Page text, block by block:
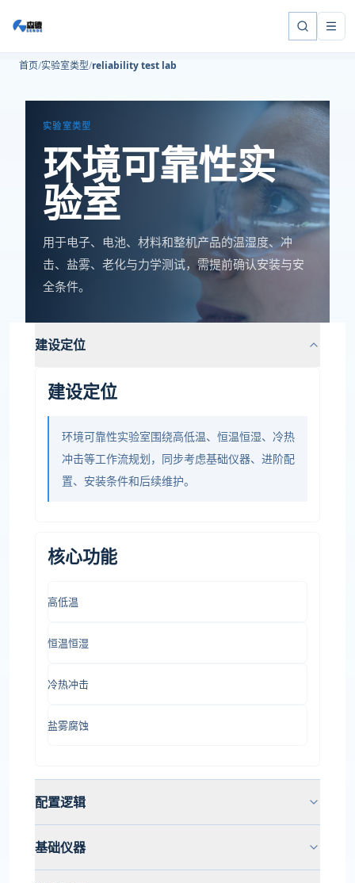
首页 实验室类型 reliability test lab
实验室类型
环境可靠性实
验室
用于电子、电池、材料和整机产品的温湿度、冲
击、盐雾、老化与力学测试，需提前确认安装与安
全条件。
建设定位
建设定位
环境可靠性实验室围绕高低温、恒温恒湿、冷热
冲击等工作流规划，同步考虑基础仪器、进阶配
置、安装条件和后续维护。
核心功能
高低温
恒温恒湿
冷热冲击
盐雾腐蚀
配置逻辑
基础仪器